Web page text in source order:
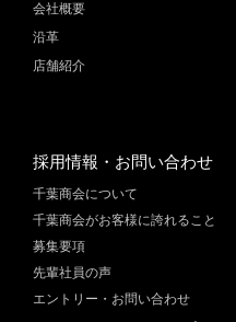
会社概要
沿革
店舗紹介
採用情報・お問い合わせ
千葉商会について
千葉商会がお客様に誇れること​
募集要項
先輩社員の声
エントリー・お問い合わせ